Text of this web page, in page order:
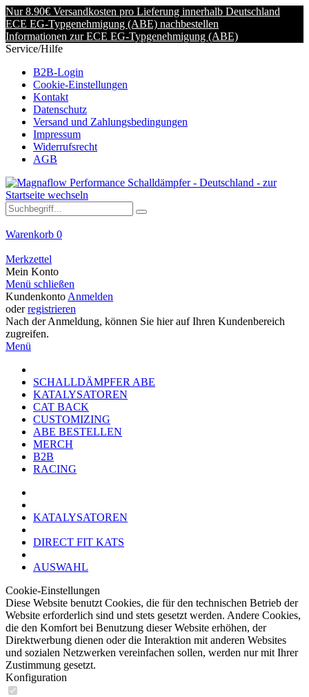
Nur 8.90€ Versandkosten pro Lieferung innerhalb Deutschland
ECE EG-Typgenehmigung (ABE) nachbestellen
Informationen zur ECE EG-Typgenehmigung (ABE)
Service/Hilfe
B2B-Login
Cookie-Einstellungen
Kontakt
Datenschutz
Versand und Zahlungsbedingungen
Impressum
Widerrufsrecht
AGB
Warenkorb 0
Merkzettel
Mein Konto
Menü schließen
Kundenkonto Anmelden
oderregistrieren
Nach der Anmeldung, können Sie hier auf Ihren Kundenbereich
zugreifen.
Menü
SCHALLDÄMPFER ABE
KATALYSATOREN
CAT BACK
CUSTOMIZING
ABE BESTELLEN
MERCH
B2B
RACING
KATALYSATOREN
DIRECT FIT KATS
AUSWAHL
Cookie-Einstellungen
Diese Website benutzt Cookies, die für den technischen Betrieb der
Website erforderlich sind und stets gesetzt werden. Andere Cookies,
die den Komfort bei Benutzung dieser Website erhöhen, der
Direktwerbung dienen oder die Interaktion mit anderen Websites
und sozialen Netzwerken vereinfachen sollen, werden nur mit Ihrer
Zustimmung gesetzt.
Konfiguration